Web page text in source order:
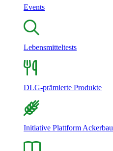
Events
Lebensmitteltests
DLG-prämierte Produkte
Initiative Plattform Ackerbau